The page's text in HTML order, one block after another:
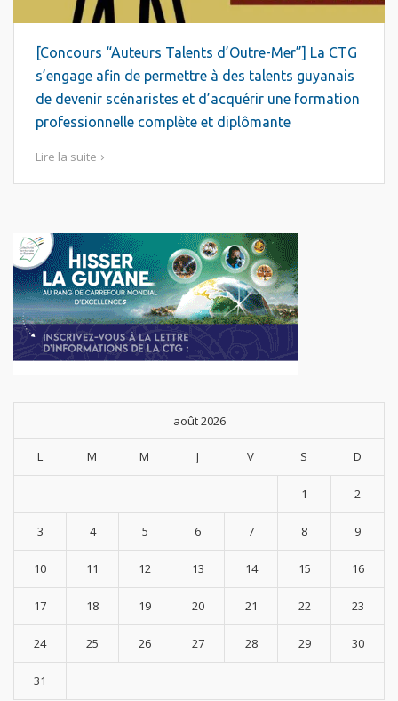
[Concours “Auteurs Talents d’Outre-Mer”] La CTG
s’engage afin de permettre à des talents guyanais
de devenir scénaristes et d’acquérir une formation
professionnelle complète et diplômante
Lire la suite
août 2026
L M M J V S D
1 2
3 4 5 6 7 8 9
10 11 12 13 14 15 16
17 18 19 20 21 22 23
24 25 26 27 28 29 30
31